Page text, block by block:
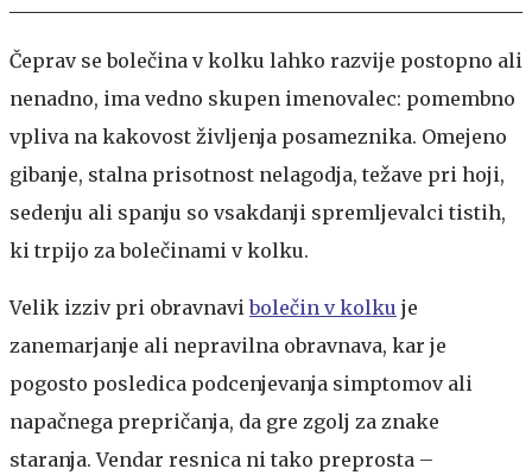
Čeprav se bolečina v kolku lahko razvije postopno ali
nenadno, ima vedno skupen imenovalec: pomembno
vpliva na kakovost življenja posameznika. Omejeno
gibanje, stalna prisotnost nelagodja, težave pri hoji,
sedenju ali spanju so vsakdanji spremljevalci tistih,
ki trpijo za bolečinami v kolku.
Velik izziv pri obravnavibolečin v kolku je
zanemarjanje ali nepravilna obravnava, kar je
pogosto posledica podcenjevanja simptomov ali
napačnega prepričanja, da gre zgolj za znake
staranja. Vendar resnica ni tako preprosta –